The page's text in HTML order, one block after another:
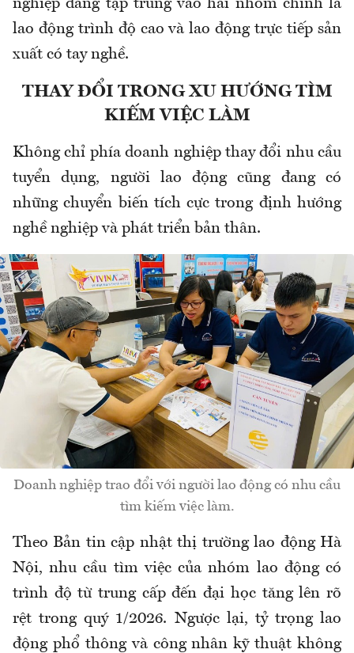
nghiệp đang tập trung vào hai nhóm chính là
lao động trình độ cao và lao động trực tiếp sản
xuất có tay nghề.
THAY ĐỔI TRONG XU HƯỚNG TÌM
KIẾM VIỆC LÀM
Không chỉ phía doanh nghiệp thay đổi nhu cầu
tuyển dụng, người lao động cũng đang có
những chuyển biến tích cực trong định hướng
nghề nghiệp và phát triển bản thân.
Doanh nghiệp trao đổi với người lao động có nhu cầu
tìm kiếm việc làm.
Theo Bản tin cập nhật thị trường lao động Hà
Nội, nhu cầu tìm việc của nhóm lao động có
trình độ từ trung cấp đến đại học tăng lên rõ
rệt trong quý 1/2026. Ngược lại, tỷ trọng lao
động phổ thông và công nhân kỹ thuật không